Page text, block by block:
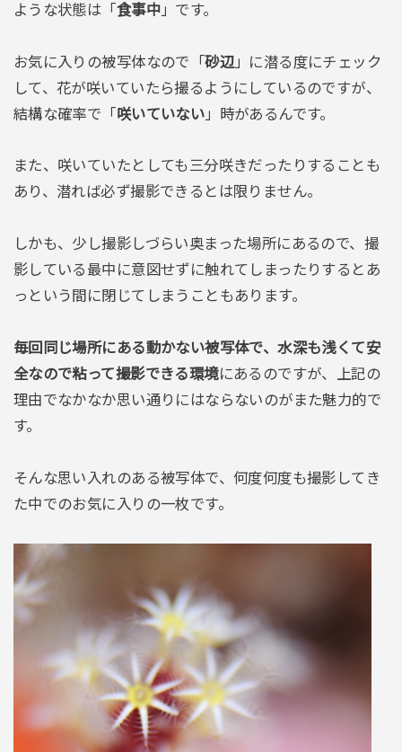
ような状態は「食事中」です。
お気に入りの被写体なので「砂辺 」に潜る度にチェック
して、花が咲いていたら撮るようにしているのですが、
結構な確率で「咲いていない 」時があるんです。
また、咲いていたとしても三分咲きだったりすることも
あり、潜れば必ず撮影できるとは限りません。
しかも、少し撮影しづらい奥まった場所にあるので、撮
影している最中に意図せずに触れてしまったりするとあ
っという間に閉じてしまうこともあります。
毎回同じ場所にある動かない被写体で、水深も浅くて安
全なので粘って撮影できる環境にあるのですが、上記の
理由でなかなか思い通りにはならないのがまた魅力的で
す。
そんな思い入れのある被写体で、何度何度も撮影してき
た中でのお気に入りの一枚です。